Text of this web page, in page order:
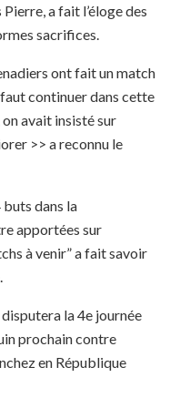
a fait l’éloge des
sacrifices.
ont fait un match
continuer dans cette
avait insisté sur
>> a reconnu le
buts dans la
apportées sur
à venir” a fait savoir
la 4e journée
prochain contre
en République